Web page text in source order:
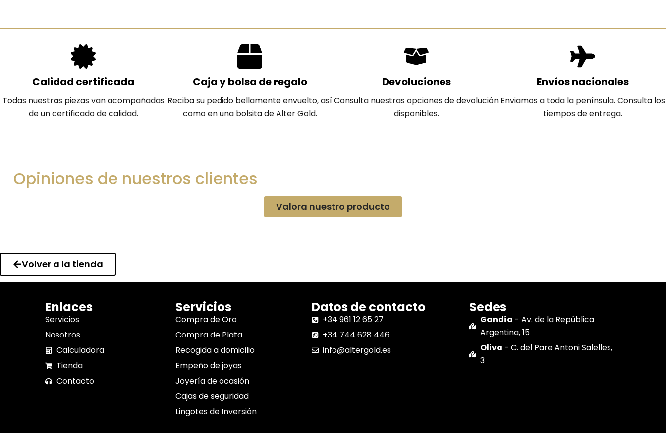
Calidad certificada
Todas nuestras piezas van acompañadas
de un certificado de calidad.
Caja y bolsa de regalo
Reciba su pedido bellamente envuelto, así
como en una bolsita de Alter Gold.
Devoluciones
Consulta nuestras opciones de devolución
disponibles.
Envíos nacionales
Enviamos a toda la península. Consulta los
tiempos de entrega.
Opiniones de nuestros clientes
Valora nuestro producto
Volver a la tienda
Enlaces
Servicios
Nosotros
Calculadora
Tienda
Contacto
Servicios
Compra de Oro
Compra de Plata
Recogida a domicilio
Empeño de joyas
Joyería de ocasión
Cajas de seguridad
Lingotes de Inversión
Datos de contacto
+34 961 12 65 27
+34 744 628 446
info@altergold.es
Sedes
Gandía - Av. de la República
Argentina, 15
Oliva - C. del Pare Antoni Salelles,
3